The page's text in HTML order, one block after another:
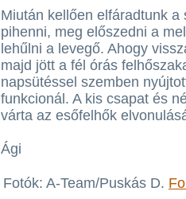
Miután kellően elfáradtunk
pihenni, meg előszedni a
lehűlni a levegő. Ahogy
majd jött a fél órás
napsütéssel szemben
funkcionál. A kis csapat és
várta az esőfelhők
Ági
Fotók: A-Team/Puskás D.